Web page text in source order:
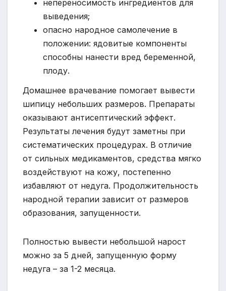
непереносимость ингредиентов для
выведения;
опасно народное самолечение в
положении: ядовитые компоненты
способны нанести вред беременной,
плоду.
Домашнее врачевание помогает вывести
шипицу небольших размеров. Препараты
оказывают антисептический эффект.
Результаты лечения будут заметны при
систематических процедурах. В отличие
от сильных медикаментов, средства мягко
воздействуют на кожу, постепенно
избавляют от недуга. Продолжительность
народной терапии зависит от размеров
образования, запущенности.
Полностью вывести небольшой нарост
можно за 5 дней, запущенную форму
недуга – за 1-2 месяца.